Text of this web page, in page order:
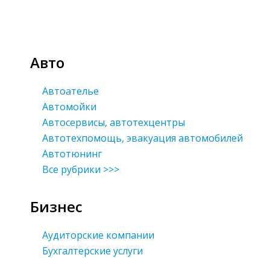
Авто
Автоателье
Автомойки
Автосервисы, автотехцентры
Автотехпомощь, эвакуация автомобилей
Автотюнинг
Все рубрики >>>
Бизнес
Аудиторские компании
Бухгалтерские услуги